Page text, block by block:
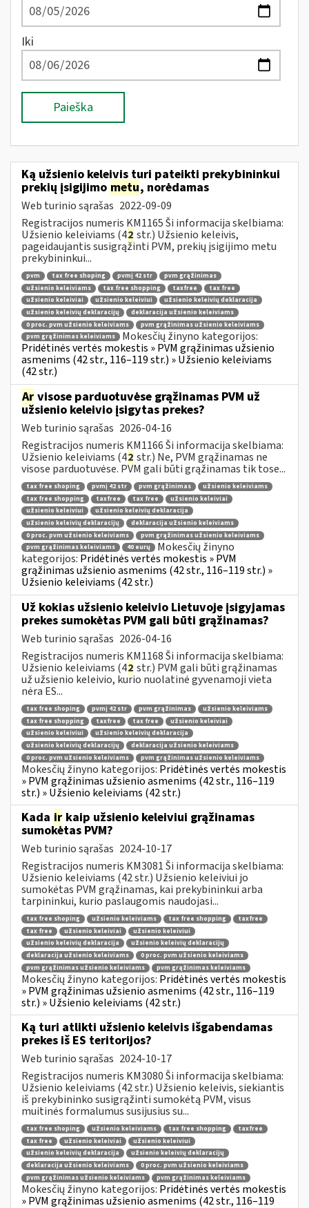
Iki
Paieška
Ką užsienio keleivis turi pateikti prekybininkui
prekių įsigijimo metu, norėdamas
Web turinio sąrašas 2022-09-09
Registracijos numeris KM1165 Ši informacija skelbiama:
Užsienio keleiviams (42 str.) Užsienio keleivis,
pageidaujantis susigrąžinti PVM, prekių įsigijimo metu
prekybininkui...
pvm tax free shoping pvmį 42 str
pvm grąžinimas
užsienio keleiviams
tax free shopping taxfree
tax free
užsienio keleiviai
užsienio keleiviui
užsienio keleivių deklaracija
užsienio keleivių deklaracijų
deklaracija užsienio keleiviams
0 proc. pvm užsienio keleiviams
pvm grąžinimas užsienio keleiviams
pvm grąžinimas keleiviams
Mokesčių žinyno kategorijos:
Pridėtinės vertės mokestis » PVM grąžinimas užsienio
asmenims (42 str., 116–119 str.) » Užsienio keleiviams
(42 str.)
Ar visose parduotuvėse grąžinamas PVM už
užsienio keleivio įsigytas prekes?
Web turinio sąrašas 2026-04-16
Registracijos numeris KM1166 Ši informacija skelbiama:
Užsienio keleiviams (42 str.) Ne, PVM grąžinamas ne
visose parduotuvėse. PVM gali būti grąžinamas tik tose...
tax free shoping pvmį 42 str pvm grąžinimas
užsienio keleiviams
tax free shopping
taxfree tax free
užsienio keleiviai
užsienio keleiviui
užsienio keleivių deklaracija
užsienio keleivių deklaracijų
deklaracija užsienio keleiviams
0 proc. pvm užsienio keleiviams
pvm grąžinimas užsienio keleiviams
pvm grąžinimas keleiviams
40 eurų
Mokesčių žinyno
kategorijos: Pridėtinės vertės mokestis » PVM
grąžinimas užsienio asmenims (42 str., 116–119 str.) »
Užsienio keleiviams (42 str.)
Už kokias užsienio keleivio Lietuvoje įsigyjamas
prekes sumokėtas PVM gali būti grąžinamas?
Web turinio sąrašas 2026-04-16
Registracijos numeris KM1168 Ši informacija skelbiama:
Užsienio keleiviams (42 str.) PVM gali būti grąžinamas
už užsienio keleivio, kurio nuolatinė gyvenamoji vieta
nėra ES...
tax free shoping pvmį 42 str pvm grąžinimas
užsienio keleiviams
tax free shopping
taxfree tax free
užsienio keleiviai
užsienio keleiviui
užsienio keleivių deklaracija
užsienio keleivių deklaracijų
deklaracija užsienio keleiviams
0 proc. pvm užsienio keleiviams
pvm grąžinimas užsienio keleiviams
Mokesčių žinyno kategorijos: Pridėtinės vertės mokestis
» PVM grąžinimas užsienio asmenims (42 str., 116–119
str.) » Užsienio keleiviams (42 str.)
Kada ir kaip užsienio keleiviui grąžinamas
sumokėtas PVM?
Web turinio sąrašas 2024-10-17
Registracijos numeris KM3081 Ši informacija skelbiama:
Užsienio keleiviams (42 str.) Užsienio keleiviui jo
sumokėtas PVM grąžinamas, kai prekybininkui arba
tarpininkui, kurio paslaugomis naudojasi...
tax free shoping užsienio keleiviams tax free shopping
taxfree
tax free
užsienio keleiviai
užsienio keleiviui
užsienio keleivių deklaracija
užsienio keleivių deklaracijų
deklaracija užsienio keleiviams
0 proc. pvm užsienio keleiviams
pvm grąžinimas užsienio keleiviams
pvm grąžinimas keleiviams
Mokesčių žinyno kategorijos: Pridėtinės vertės mokestis
» PVM grąžinimas užsienio asmenims (42 str., 116–119
str.) » Užsienio keleiviams (42 str.)
Ką turi atlikti užsienio keleivis išgabendamas
prekes iš ES teritorijos?
Web turinio sąrašas 2024-10-17
Registracijos numeris KM3080 Ši informacija skelbiama:
Užsienio keleiviams (42 str.) Užsienio keleivis, siekiantis
iš prekybininko susigrąžinti sumokėtą PVM, visus
muitinės formalumus susijusius su...
tax free shoping užsienio keleiviams tax free shopping
taxfree
tax free
užsienio keleiviai
užsienio keleiviui
užsienio keleivių deklaracija
užsienio keleivių deklaracijų
deklaracija užsienio keleiviams
0 proc. pvm užsienio keleiviams
pvm grąžinimas užsienio keleiviams
pvm grąžinimas keleiviams
Mokesčių žinyno kategorijos: Pridėtinės vertės mokestis
» PVM grąžinimas užsienio asmenims (42 str., 116–119